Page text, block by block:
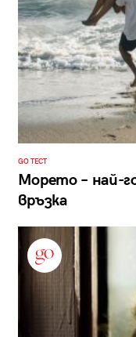
GO ТЕСТ
Морето – най-
връзка